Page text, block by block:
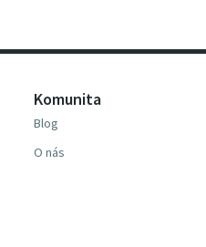
Komunita
Blog
O nás